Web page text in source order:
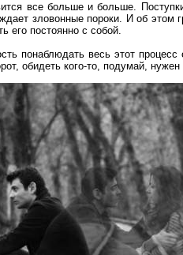
все больше и больше.
зловонные пороки. И об этом
его постоянно с собой.
понаблюдать весь этот
обидеть кого-то, подумай,